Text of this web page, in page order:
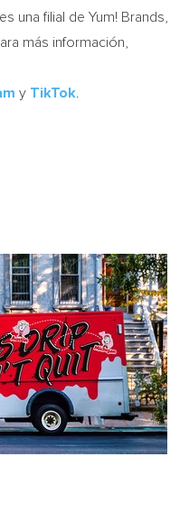
una filial de Yum! Brands,
más información,
y TikTok